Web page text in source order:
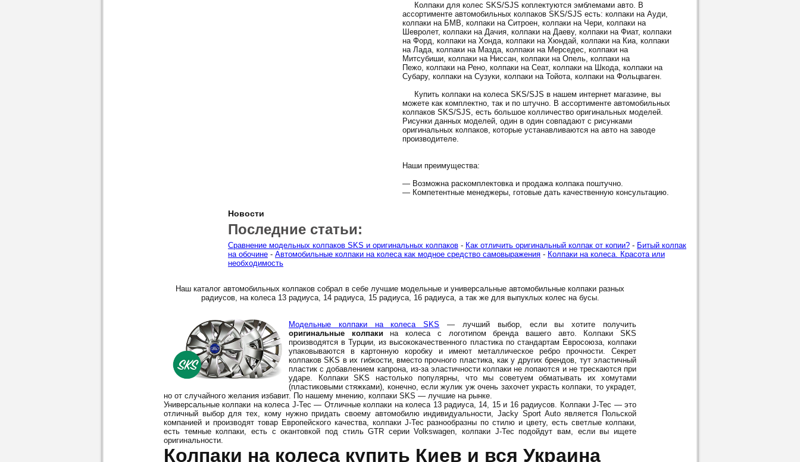
Колпаки для колес SKS/SJS коплектуются эмблемами авто. В
ассортименте автомобильных колпаков SKS/SJS есть: колпаки на Ауди,
колпаки на БМВ, колпаки на Ситроен, колпаки на Чери, колпаки на
Шевролет, колпаки на Дачия, колпаки на Даеву, колпаки на Фиат, колпаки
на Форд, колпаки на Хонда, колпаки на Хюндай, колпаки на Киа, колпаки
на Лада, колпаки на Мазда, колпаки на Мерседес, колпаки на
Митсубиши, колпаки на Ниссан, колпаки на Опель, колпаки на
Пежо, колпаки на Рено, колпаки на Сеат, колпаки на Шкода, колпаки на
Субару, колпаки на Сузуки, колпаки на Тойота, колпаки на Фольцваген.
Купить колпаки на колеса SKS/SJS в нашем интернет магазине, вы
можете как комплектно, так и по штучно. В ассортименте автомобильных
колпаков SKS/SJS, есть большое колличество оригинальных моделей.
Рисунки данных моделей, один в один совпадают с рисунками
оригинальных колпаков, которые устанавливаются на авто на заводе
производителе.
Наши преимущества:
— Возможна раскомплектовка и продажа колпака поштучно.
— Компетентные менеджеры, готовые дать качественную консультацию.
Новости
Последние статьи:
Сравнение модельных колпаков SKS и оригинальных колпаков - Как отличить оригинальный колпак от копии? - Битый колпак
на обочине - Автомобильные колпаки на колеса как модное средство самовыражения - Колпаки на колеса. Красота или
необходимость
Наш каталог автомобильных колпаков собрал в себе лучшие модельные и универсальные автомобильные колпаки разных
радиусов, на колеса 13 радиуса, 14 радиуса, 15 радиуса, 16 радиуса, а так же для выпуклых колес на бусы.
Модельные колпаки на колеса SKS — лучший выбор, если вы хотите получить
оригинальные колпаки на колеса с логотипом бренда вашего авто. Колпаки SKS
производятся в Турции, из высококачественного пластика по стандартам Евросоюза, колпаки
упаковываются в картонную коробку и имеют металлическое ребро прочности. Секрет
колпаков SKS в их гибкости, вместо прочного пластика, как у других брендов, тут эластичный
пластик с добавлением капрона, из-за эластичности колпаки не лопаются и не трескаются при
ударе. Колпаки SKS настолько популярны, что мы советуем обматывать их хомутами
(пластиковыми стяжками), конечно, если жулик уж очень захочет украсть колпаки, то украдет,
но от случайного желания избавит. По нашему мнению, колпаки SKS — лучшие на рынке.
Универсальные колпаки на колеса J-Tec — Отличные колпаки на колеса 13 радиуса, 14, 15 и 16 радиусов. Колпаки J-Tec — это
отличный выбор для тех, кому нужно придать своему автомобилю индивидуальности, Jacky Sport Auto является Польской
компанией и производят товар Европейского качества, колпаки J-Tec разнообразны по стилю и цвету, есть светлые колпаки,
есть темные колпаки, есть с окантовкой под стиль GTR серии Volkswagen, колпаки J-Tec подойдут вам, если вы ищете
оригинальности.
Колпаки на колеса купить Киев и вся Украина